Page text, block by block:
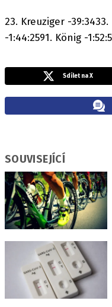
23. Kreuziger -
-1:44:2591. König -
Sdílet na X
SOUVISEJÍCÍ